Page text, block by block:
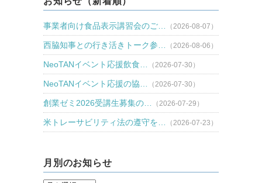
事業者向け食品表示講習会のご… （2026-08-07）
西脇知事との行き活きトーク参… （2026-08-06）
NeoTANイベント応援飲食… （2026-07-30）
NeoTANイベント応援の協… （2026-07-30）
創業ゼミ2026受講生募集の… （2026-07-29）
米トレーサビリティ法の遵守を… （2026-07-23）
月別のお知らせ